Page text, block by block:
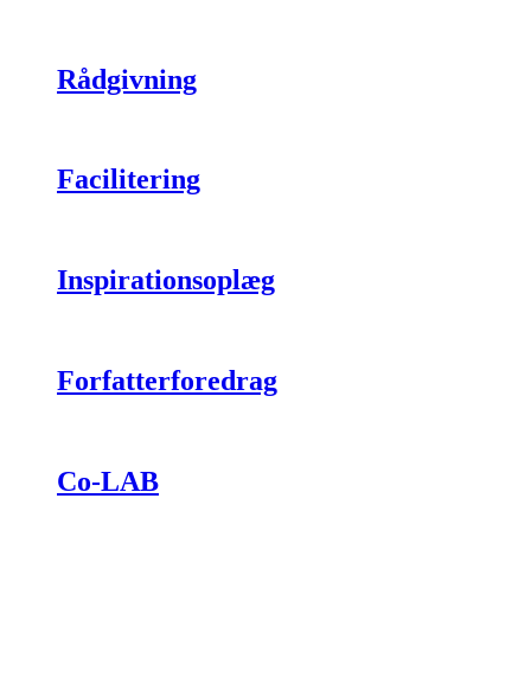
Rådgivning
Facilitering
Inspirationsoplæg
Forfatterforedrag
Co-LAB